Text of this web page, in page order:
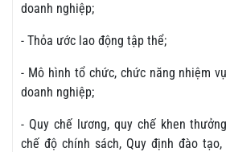
doanh nghiệp;
- Thỏa ước lao động tập thể;
- Mô hình tổ chức, chức năng nhiệm
doanh nghiệp;
- Quy chế lương, quy chế khen
chế độ chính sách, Quy định đào